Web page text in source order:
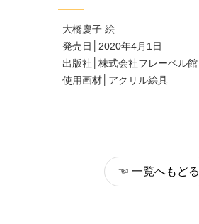
大橋慶子 絵
発売日│2020年4月1日
出版社│株式会社フレーベル館
使用画材│アクリル絵具
☜ 一覧へもどる